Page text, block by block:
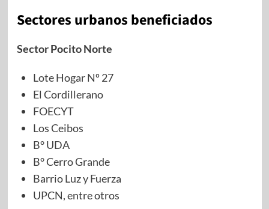
Sectores urbanos beneficiados
Sector Pocito Norte
Lote Hogar Nº 27
El Cordillerano
FOECYT
Los Ceibos
B° UDA
B° Cerro Grande
Barrio Luz y Fuerza
UPCN, entre otros